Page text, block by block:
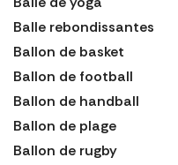
Balle rebondissantes
Ballon de basket
Ballon de football
Ballon de handball
Ballon de plage
Ballon de rugby